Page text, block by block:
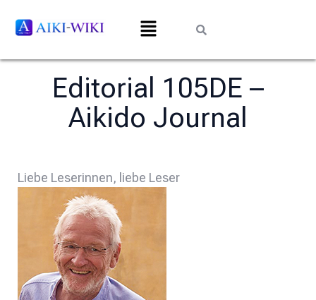
Editorial 105DE –
Aikido Journal
Liebe Leserinnen, liebe Leser